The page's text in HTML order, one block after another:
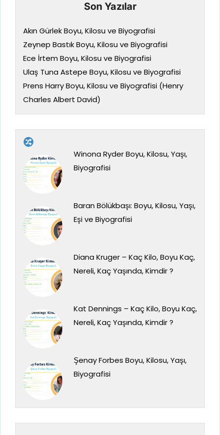
Son Yazılar
Akın Gürlek Boyu, Kilosu ve Biyografisi
Zeynep Bastık Boyu, Kilosu ve Biyografisi
Ece İrtem Boyu, Kilosu ve Biyografisi
Ulaş Tuna Astepe Boyu, Kilosu ve Biyografisi
Prens Harry Boyu, Kilosu ve Biyografisi (Henry
Charles Albert David)
Winona Ryder Boyu, Kilosu, Yaşı,
Biyografisi
Baran Bölükbaşı: Boyu, Kilosu, Yaşı,
Eşi ve Biyografisi
Diana Kruger – Kaç Kilo, Boyu Kaç,
Nereli, Kaç Yaşında, Kimdir ?
Kat Dennings – Kaç Kilo, Boyu Kaç,
Nereli, Kaç Yaşında, Kimdir ?
Şenay Forbes Boyu, Kilosu, Yaşı,
Biyografisi